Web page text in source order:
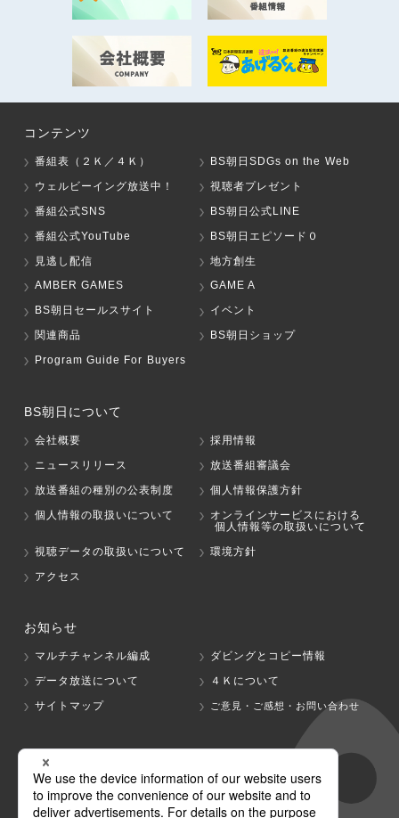
コンテンツ
番組表（２Ｋ／４Ｋ）
BS朝日SDGs on the Web
ウェルビーイング放送中！
視聴者プレゼント
番組公式SNS
BS朝日公式LINE
番組公式YouTube
BS朝日エピソード０
見逃し配信
地方創生
AMBER GAMES
GAME A
BS朝日セールスサイト
イベント
関連商品
BS朝日ショップ
Program Guide For Buyers
BS朝日について
会社概要
採用情報
ニュースリリース
放送番組審議会
放送番組の種別の公表制度
個人情報保護方針
個人情報の取扱いについて
オンラインサービスにおける
個人情報等の取扱いについて
視聴データの取扱いについて
環境方針
アクセス
お知らせ
マルチチャンネル編成
ダビングとコピー情報
データ放送について
４Ｋについて
サイトマップ
ご意見・ご感想・お問い合わせ
グループ会社
テレビ朝日 テレ朝チャンネル